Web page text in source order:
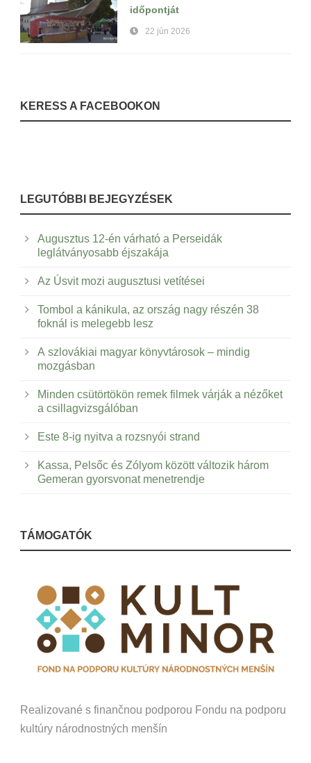
időpontját
22 jún 2026
KERESS A FACEBOOKON
LEGUTÓBBI BEJEGYZÉSEK
Augusztus 12-én várható a Perseidák
leglátványosabb éjszakája
Az Úsvit mozi augusztusi vetítései
Tombol a kánikula, az ország nagy részén 38
foknál is melegebb lesz
A szlovákiai magyar könyvtárosok – mindig
mozgásban
Minden csütörtökön remek filmek várják a nézőket
a csillagvizsgálóban
Este 8-ig nyitva a rozsnyói strand
Kassa, Pelsőc és Zólyom között változik három
Gemeran gyorsvonat menetrendje
TÁMOGATÓK
Realizované s finančnou podporou Fondu na podporu
kultúry národnostných menšín